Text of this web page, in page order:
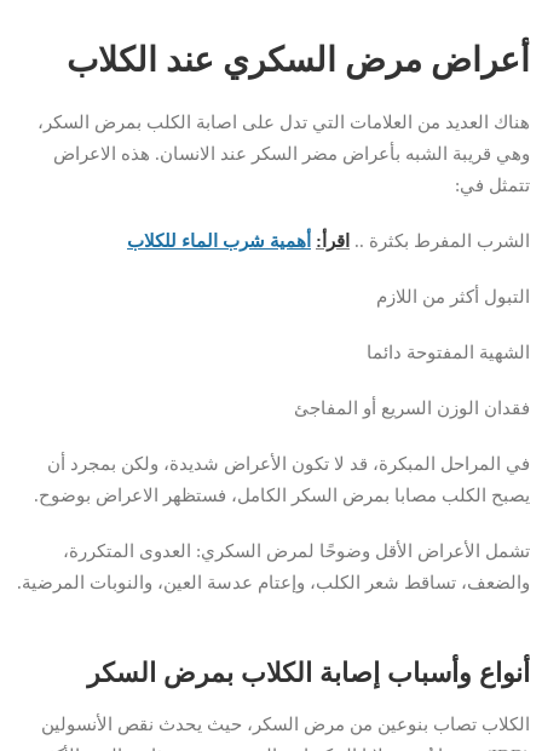
أعراض مرض السكري عند الكلاب
هناك العديد من العلامات التي تدل على اصابة الكلب بمرض السكر،
وهي قريبة الشبه بأعراض مضر السكر عند الانسان. هذه الاعراض
تتمثل في:
الشرب المفرط بكثرة .. اقرأ: أهمية شرب الماء للكلاب
التبول أكثر من اللازم
الشهية المفتوحة دائما
فقدان الوزن السريع أو المفاجئ
في المراحل المبكرة، قد لا تكون الأعراض شديدة، ولكن بمجرد أن
يصبح الكلب مصابا بمرض السكر الكامل، فستظهر الاعراض بوضوح.
تشمل الأعراض الأقل وضوحًا لمرض السكري: العدوى المتكررة،
والضعف، تساقط شعر الكلب، وإعتام عدسة العين، والنوبات المرضية.
أنواع وأسباب إصابة الكلاب بمرض السكر
الكلاب تصاب بنوعين من مرض السكر، حيث يحدث نقص الأنسولين